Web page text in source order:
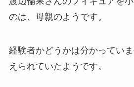
のは、母親のようです。
経験者かどうかは分かってい
えられていたようです。